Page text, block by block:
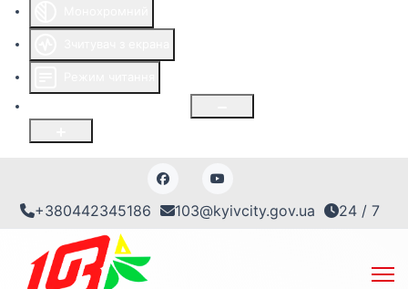
+380442345186 103@kyivcity.gov.ua 24 / 7